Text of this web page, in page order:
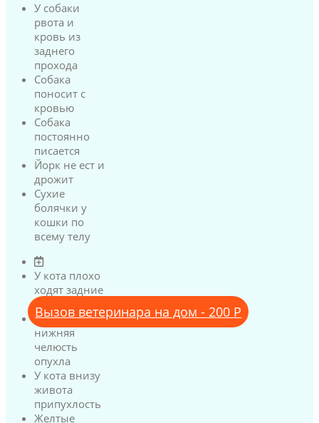
Вызов ветеринара на дом - 200 Р
У собаки
рвота и
кровь из
заднего
прохода
Собака
поносит с
кровью
Собака
постоянно
писается
Йорк не ест и
дрожит
Сухие
болячки у
кошки по
всему телу
У кота плохо
ходят задние
лапы
У кота
нижняя
челюсть
опухла
У кота внизу
живота
припухлость
Желтые